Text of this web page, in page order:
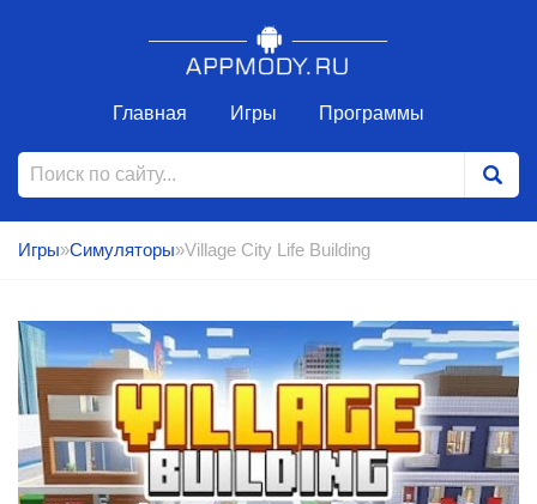
Главная Игры Программы
Игры»Симуляторы»Village City Life Building